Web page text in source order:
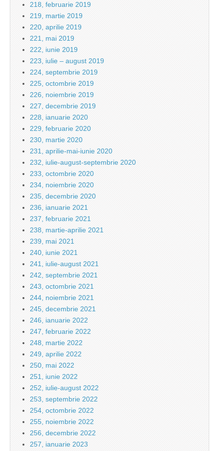
218, februarie 2019
219, martie 2019
220, aprilie 2019
221, mai 2019
222, iunie 2019
223, iulie – august 2019
224, septembrie 2019
225, octombrie 2019
226, noiembrie 2019
227, decembrie 2019
228, ianuarie 2020
229, februarie 2020
230, martie 2020
231, aprilie-mai-iunie 2020
232, iulie-august-septembrie 2020
233, octombrie 2020
234, noiembrie 2020
235, decembrie 2020
236, ianuarie 2021
237, februarie 2021
238, martie-aprilie 2021
239, mai 2021
240, iunie 2021
241, iulie-august 2021
242, septembrie 2021
243, octombrie 2021
244, noiembrie 2021
245, decembrie 2021
246, ianuarie 2022
247, februarie 2022
248, martie 2022
249, aprilie 2022
250, mai 2022
251, iunie 2022
252, iulie-august 2022
253, septembrie 2022
254, octombrie 2022
255, noiembrie 2022
256, decembrie 2022
257, ianuarie 2023